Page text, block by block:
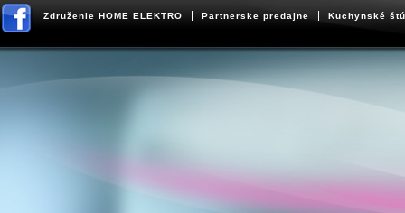
Združenie HOME ELEKTRO Partnerske predajne Kuchynské